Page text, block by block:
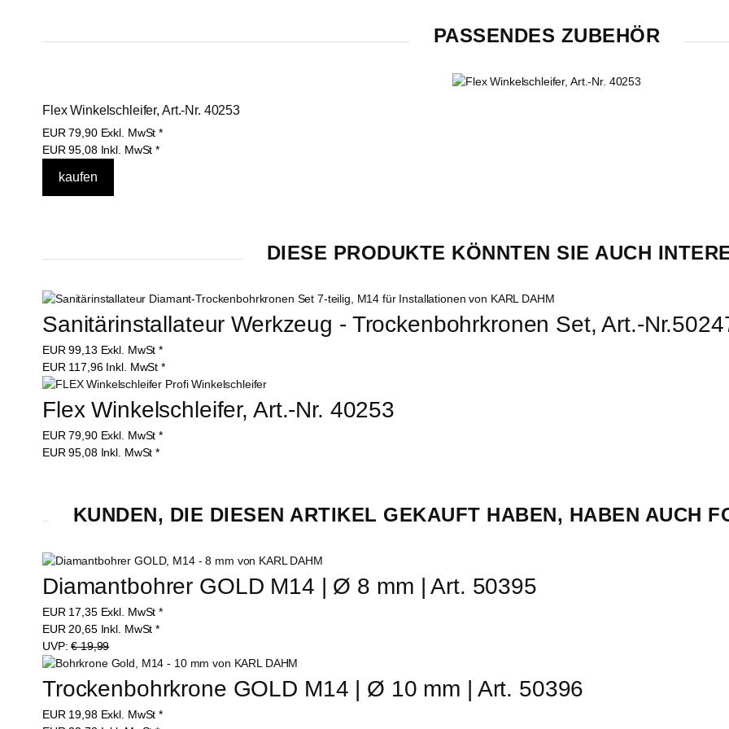
PASSENDES ZUBEHÖR
Flex Winkelschleifer, Art.-Nr. 40253
EUR79,90 Exkl. MwSt *
EUR95,08 Inkl. MwSt *
DIESE PRODUKTE KÖNNTEN SIE AUCH
Sanitärinstallateur Werkzeug - Trockenbohrkronen Set, Art.-
EUR99,13 Exkl. MwSt *
EUR 117,96 Inkl. MwSt *
Flex Winkelschleifer, Art.-Nr. 40253
EUR79,90 Exkl. MwSt *
EUR95,08 Inkl. MwSt *
KUNDEN, DIE DIESEN ARTIKEL GEKAUFT HABEN, HABEN AUCH
Diamantbohrer GOLD M14 | Ø 8 mm | Art. 50395
EUR 17,35 Exkl. MwSt *
EUR20,65 Inkl. MwSt *
UVP:€ 19,99
Trockenbohrkrone GOLD M14 | Ø 10 mm | Art. 50396
EUR 19,98 Exkl. MwSt *